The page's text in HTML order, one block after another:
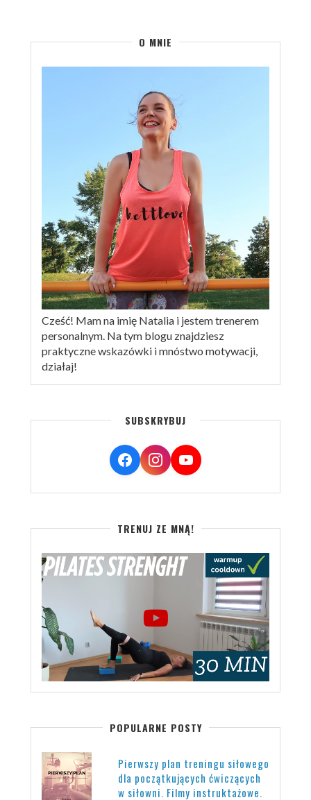
O MNIE
Cześć! Mam na imię Natalia i jestem trenerem
personalnym. Na tym blogu znajdziesz
praktyczne wskazówki i mnóstwo motywacji,
działaj!
SUBSKRYBUJ
TRENUJ ZE MNĄ!
POPULARNE POSTY
Pierwszy plan treningu siłowego
dla początkujących ćwiczących
w siłowni. Filmy instruktażowe.